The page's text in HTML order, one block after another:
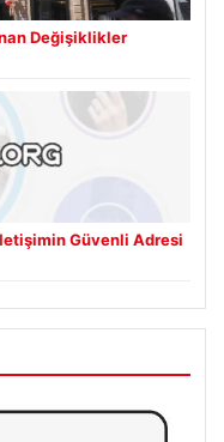
Değişiklikler
Güvenli Adresi